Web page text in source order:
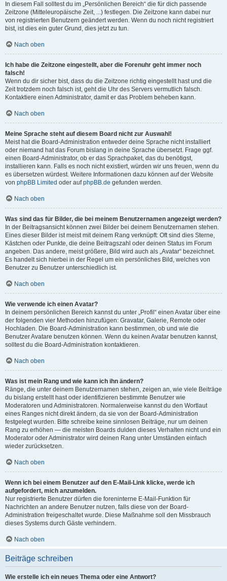
In diesem Fall solltest du im „Persönlichen Bereich“ die für dich passende
Zeitzone (Mitteleuropäische Zeit, ...) festlegen. Die Zeitzone kann dabei nur
von registrierten Benutzern geändert werden. Wenn du noch nicht registriert
bist, ist dies ein guter Grund, dies jetzt zu tun.
Nach oben
Ich habe die Zeitzone eingestellt, aber die Forenuhr geht immer noch
falsch!
Wenn du dir sicher bist, dass du die Zeitzone richtig eingestellt hast und die
Zeit trotzdem noch falsch ist, geht die Uhr des Servers vermutlich falsch.
Kontaktiere einen Administrator, damit er das Problem beheben kann.
Nach oben
Meine Sprache steht auf diesem Board nicht zur Auswahl!
Meist hat die Board-Administration entweder deine Sprache nicht installiert
oder niemand hat das Forum bislang in deine Sprache übersetzt. Frage ggf.
einen Board-Administrator, ob er das Sprachpaket, das du benötigst,
installieren kann. Falls es noch nicht existiert, würden wir uns freuen, wenn du
es übersetzen würdest. Weitere Informationen dazu können auf der Website
von phpBB Limited oder aufphpBB.de gefunden werden.
Nach oben
Was sind das für Bilder, die bei meinem Benutzernamen angezeigt werden?
In der Beitragsansicht können zwei Bilder bei deinem Benutzernamen stehen.
Eines dieser Bilder ist meist mit deinem Rang verknüpft: Oft sind dies Sterne,
Kästchen oder Punkte, die deine Beitragszahl oder deinen Status im Forum
angeben. Das andere, meist größere, Bild wird auch als „Avatar“ bezeichnet.
Es handelt sich hierbei in der Regel um ein persönliches Bild, welches von
Benutzer zu Benutzer unterschiedlich ist.
Nach oben
Wie verwende ich einen Avatar?
In deinem persönlichen Bereich kannst du unter „Profil“ einen Avatar über eine
der folgenden vier Methoden hinzufügen: Gravatar, Galerie, Remote oder
Hochladen. Die Board-Administration kann bestimmen, ob und wie die
Benutzer Avatare benutzen können. Wenn du keinen Avatar benutzen kannst,
solltest du die Board-Administration kontaktieren.
Nach oben
Was ist mein Rang und wie kann ich ihn ändern?
Ränge, die unter deinem Benutzernamen stehen, zeigen an, wie viele Beiträge
du bislang erstellt hast oder identifizieren bestimmte Benutzer wie
Moderatoren und Administratoren. Normalerweise kannst du den Wortlaut
eines Ranges nicht direkt ändern, da sie von der Board-Administration
festgelegt wurden. Bitte schreibe keine sinnlosen Beiträge, nur um deinen
Rang zu erhöhen — die meisten Boards dulden dieses Verhalten nicht und ein
Moderator oder Administrator wird deinen Rang unter Umständen einfach
wieder zurücksetzen.
Nach oben
Wenn ich bei einem Benutzer auf den E-Mail-Link klicke, werde ich
aufgefordert, mich anzumelden.
Nur registrierte Benutzer dürfen die foreninterne E-Mail-Funktion für
Nachrichten an andere Benutzer nutzen, falls diese von der Board-
Administration freigeschaltet wurde. Diese Maßnahme soll den Missbrauch
dieses Systems durch Gäste verhindern.
Nach oben
Beiträge schreiben
Wie erstelle ich ein neues Thema oder eine Antwort?